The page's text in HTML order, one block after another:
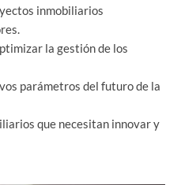
inmobiliarios
la gestión de los
parámetros del futuro de la
que necesitan innovar y